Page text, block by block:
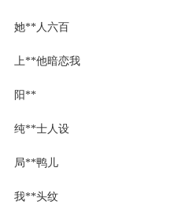
她**人六百
上**他暗恋我
阳**
纯**士人设
局**鸭儿
我**头纹